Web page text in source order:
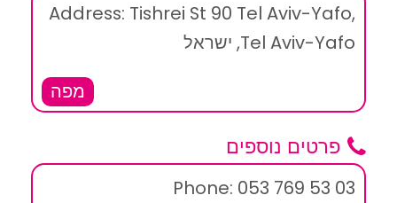
Address: Tishrei St 90 Tel Aviv-Yafo,
Tel Aviv-Yafo, ישראל
מפה
פרטים נוספים
Phone: 053 769 53 03